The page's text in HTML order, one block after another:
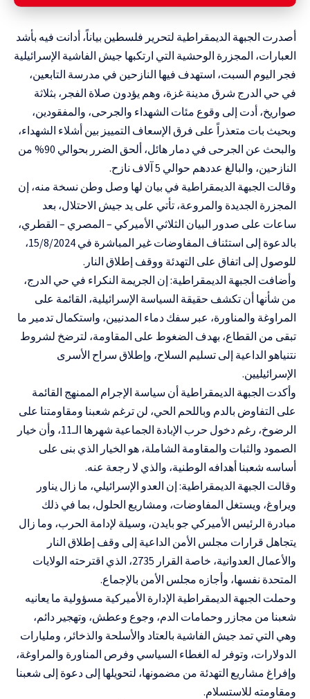
أصدرت الجبهة الديمقراطية لتحرير فلسطين بياناً، أدانت فيه بأشد
العبارات، المجزرة الوحشية التي ارتكبها جيش الفاشية الإسرائيلية
فجر اليوم السبت، استهدف فيها النازحين في مدرسة التابعين،
في حي الدرج شرق مدينة غزة، وهم يؤدون صلاة الفجر، بثلاثة
صواريخ، أدت إلى وقوع مئات الشهداء والجرحى، والمفقودين،
وبحيث بات متعذراً على فرق الإسعاف التمييز بين أشلاء الشهداء،
والبحث عن الجرحى في دمار هائل، ألحق الضرر بحوالي 90% من
النازحين، والبالغ عددهم حوالي 5 آلاف نازح.
وقالت الجبهة الديمقراطية في بيان لها وصل وطن نسخة منه، إن
المجزرة الجديدة والمروعة، تأتي على يد جيش الاحتلال، بعد
ساعات على صدور البيان الثلاثي الأميركي – المصري – القطري،
بالدعوة إلى استئناف المفاوضات غير المباشرة في 15/8/2024،
للوصول إلى اتفاق على التهدئة ووقف إطلاق النار.
وأضافت الجبهة الديمقراطية: إن الجريمة النكراء في حي الدرج،
من شأنها أن تكشف حقيقة السياسة الإسرائيلية، القائمة على
المراوغة والمناورة، عبر سفك دماء المدنيين، واستكمال تدمير ما
تبقى من القطاع، بهدف الضغوط على المقاومة، لترضخ لشروط
نتنياهو الداعية إلى تسليم السلاح، وإطلاق سراح الأسرى
الإسرائيليين.
وأكدت الجبهة الديمقراطية أن سياسة الإجرام الممنهج القائمة
على التفاوض بالدم وباللحم الحي، لن ترغم شعبنا ومقاومتنا على
الرضوخ، رغم دخول حرب الإبادة الجماعية شهرها الـ11، وأن خيار
الصمود والثبات والمقاومة الشاملة، هو الخيار الذي بنى على
أساسه شعبنا أهدافه الوطنية، والذي لا رجعة عنه.
وقالت الجبهة الديمقراطية: إن العدو الإسرائيلي، ما زال يناور
ويراوغ، ويستغل المفاوضات، ومشاريع الحلول، بما في ذلك
مبادرة الرئيس الأميركي جو بايدن، وسيلة لإدامة الحرب، وما زال
يتجاهل قرارات مجلس الأمن الداعية إلى وقف إطلاق النار
والأعمال العدوانية، خاصة القرار 2735، الذي اقترحته الولايات
المتحدة نفسها، وأجازه مجلس الأمن بالإجماع.
وحملت الجبهة الديمقراطية الإدارة الأميركية مسؤولية ما يعانيه
شعبنا من مجازر وحمامات الدم، وجوع وعطش، وتهجير دائم،
وهي التي تمد جيش الفاشية بالعتاد والأسلحة والذخائر، ومليارات
الدولارات، وتوفر له الغطاء السياسي وفرص المناورة والمراوغة،
وإفراغ مشاريع التهدئة من مضمونها، لتحويلها إلى دعوة إلى شعبنا
ومقاومته للاستسلام.